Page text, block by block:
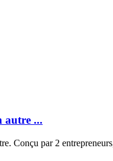
autre ...
Conçu par 2